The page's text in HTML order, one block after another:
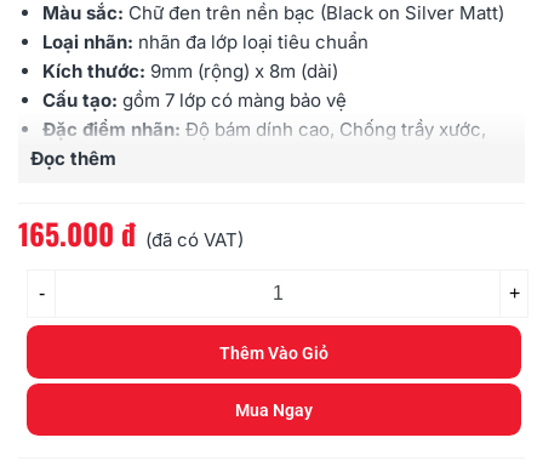
Màu sắc: Chữ đen trên nền bạc (Black on Silver Matt)
Loại nhãn: nhãn đa lớp loại tiêu chuẩn
Kích thước: 9mm (rộng) x 8m (dài)
Cấu tạo: gồm 7 lớp có màng bảo vệ
Đặc điểm nhãn: Độ bám dính cao, Chống trầy xước,
Chịu được hóa chất, Chống thấm nước, Chịu được
Sử dụng cho:
Đọc thêm
165.000 đ (đã có VAT)
- +
Thêm Vào Giỏ
Mua Ngay